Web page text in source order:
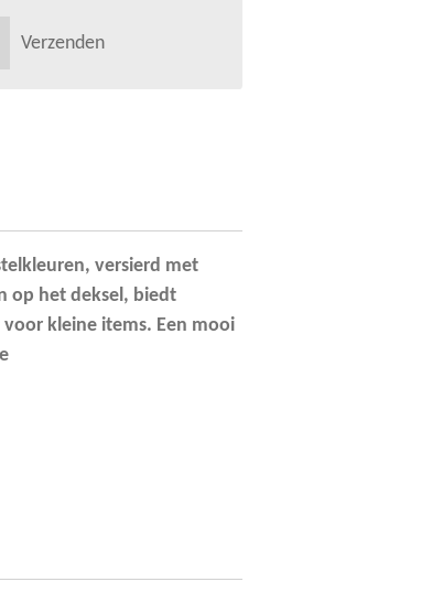
Verzenden
versierd met
op het deksel, biedt
kleine items. Een mooi